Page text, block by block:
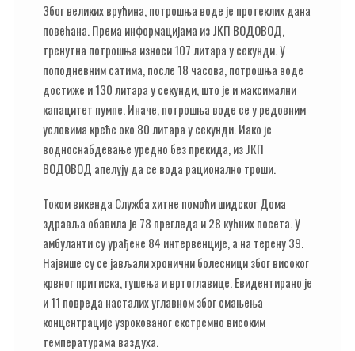
Због великих врућина, потрошња воде је протеклих дана
повећана. Према информацијама из ЈКП ВОДОВОД,
тренутна потрошња износи 107 литара у секунди. У
поподневним сатима, после 18 часова, потрошња воде
достиже и 130 литара у секунди, што је и максимални
капацитет пумпе. Иначе, потрошња воде се у редовним
условима креће око 80 литара у секунди. Иако је
водноснабдевање уредно без прекида, из ЈКП
ВОДОВОД апелују да се вода рационално троши.
Током викенда Служба хитне помоћи шидског Дома
здравља обавила је 78 прегледа и 28 кућних посета. У
амбуланти су урађене 84 интервенције, а на терену 39.
Највише су се јављали хронични болесници због високог
крвног притиска, гушења и вртоглавице. Евидентирано је
и 11 повреда насталих углавном због смањења
концентрације узрокованог екстремно високим
температурама ваздуха.